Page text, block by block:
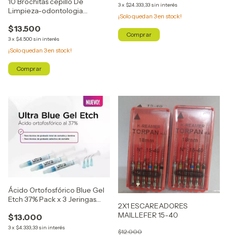
Limpieza-odontologia
$13.500
3x $4.500 sin interés
¡Solo quedan 3en stock!
3x $24.333,33 sin interés
¡Solo quedan 3en stock!
Comprar
Ácido Ortofosfórico Blue Gel
Etch 37% Pack x 3 Jeringas
$13.000
3x $4.333,33 sin interés
2X1 ESCAREADORES
MAILLEFER 15-40
$12.000